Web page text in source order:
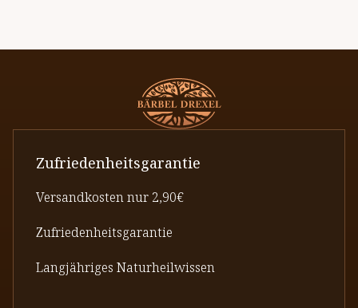
Zufriedenheitsgarantie
Versandkosten nur 2,90€
Zufriedenheitsgarantie
Langjähriges Naturheilwissen